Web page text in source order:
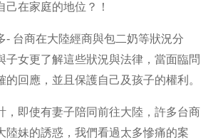
己在家庭的地位？！
- 台商在大陸經商與包二奶等狀況分
子女更了解這些狀況與法律，當面臨問
的回應，並且保護自己及孩子的權利。
，即使有妻子陪同前往大陸，許多台商
陸妹的誘惑，我們看過太多慘痛的案